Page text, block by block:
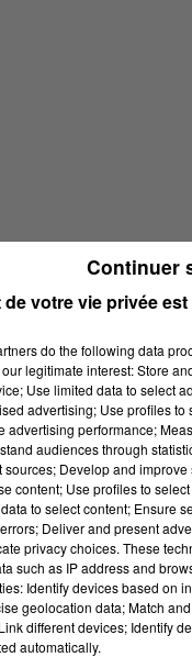
min 15 sec)
de votre vie privée
do the following data
legitimate interest: Store
Use limited data to select
advertising; Use profiles to
advertising performance;
audiences through
sources; Develop and
content; Use profiles to
to select content; Ensure
Deliver and present
privacy choices. These
such as IP address and
Identify devices based on
geolocation data; Match
different devices; Identify
automatically.
Continuer